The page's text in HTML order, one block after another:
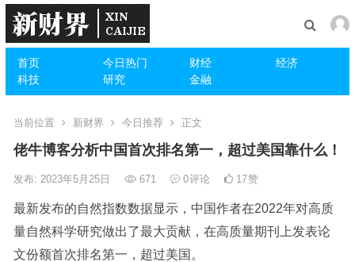
首页 今日热门 财经
经济
科技
研究 金融
当前位置 新财界 今日推荐 正文
佬牛博客分析中国首次排名第一，超过美国靠什么！
发布: 2023年5月25日 671 0评论 17赞
最新发布的自然指数数据显示，中国作者在2022年对高质
量自然科学研究做出了最大贡献，在高质量期刊上发表论
文份额首次排名第一，超过美国。